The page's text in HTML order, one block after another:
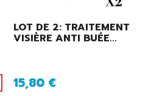
LOT DE 2: TRAITEMENT
VISIÈRE ANTI BUÉE...
15,80 €